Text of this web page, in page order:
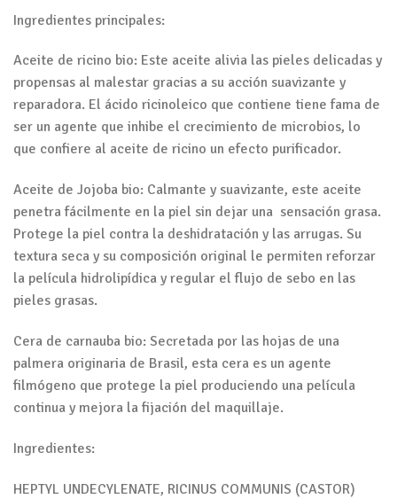
Ingredientes principales:
Aceite de ricino bio: Este aceite alivia las pieles delicadas y
propensas al malestar gracias a su acción suavizante y
reparadora. El ácido ricinoleico que contiene tiene fama de
ser un agente que inhibe el crecimiento de microbios, lo
que confiere al aceite de ricino un efecto purificador.
Aceite de Jojoba bio: Calmante y suavizante, este aceite
penetra fácilmente en la piel sin dejar una sensación grasa.
Protege la piel contra la deshidratación y las arrugas. Su
textura seca y su composición original le permiten reforzar
la película hidrolipídica y regular el flujo de sebo en las
pieles grasas.
Cera de carnauba bio: Secretada por las hojas de una
palmera originaria de Brasil, esta cera es un agente
filmógeno que protege la piel produciendo una película
continua y mejora la fijación del maquillaje.
Ingredientes:
HEPTYL UNDECYLENATE, RICINUS COMMUNIS (CASTOR)